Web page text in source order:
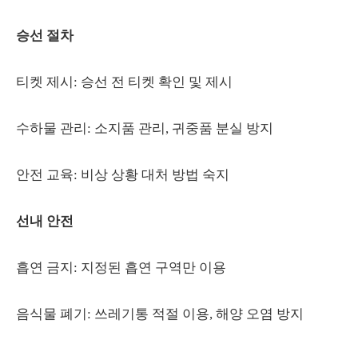
승선 절차
티켓 제시: 승선 전 티켓 확인 및 제시
수하물 관리: 소지품 관리, 귀중품 분실 방지
안전 교육: 비상 상황 대처 방법 숙지
선내 안전
흡연 금지: 지정된 흡연 구역만 이용
음식물 폐기: 쓰레기통 적절 이용, 해양 오염 방지